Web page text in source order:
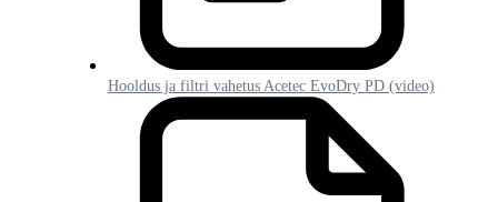
Hooldus ja filtri vahetus Acetec EvoDry PD (video)